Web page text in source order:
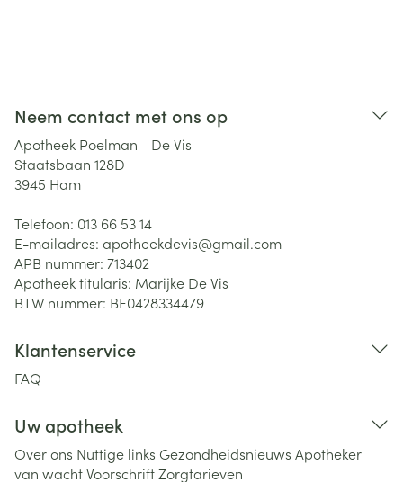
Neem contact met ons op
Apotheek Poelman - De Vis
Staatsbaan 128D
3945 Ham
Telefoon: 013 66 53 14
E-mailadres: apotheekdevis@gmail.com
APB nummer: 713402
Apotheek titularis: Marijke De Vis
BTW nummer: BE0428334479
Klantenservice
FAQ
Uw apotheek
Over ons Nuttige links Gezondheidsnieuws Apotheker
van wachtVoorschriftZorgtarieven